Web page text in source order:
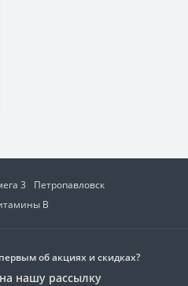
3
Петропавловск
В
об акциях и скидках?
нашу рассылку